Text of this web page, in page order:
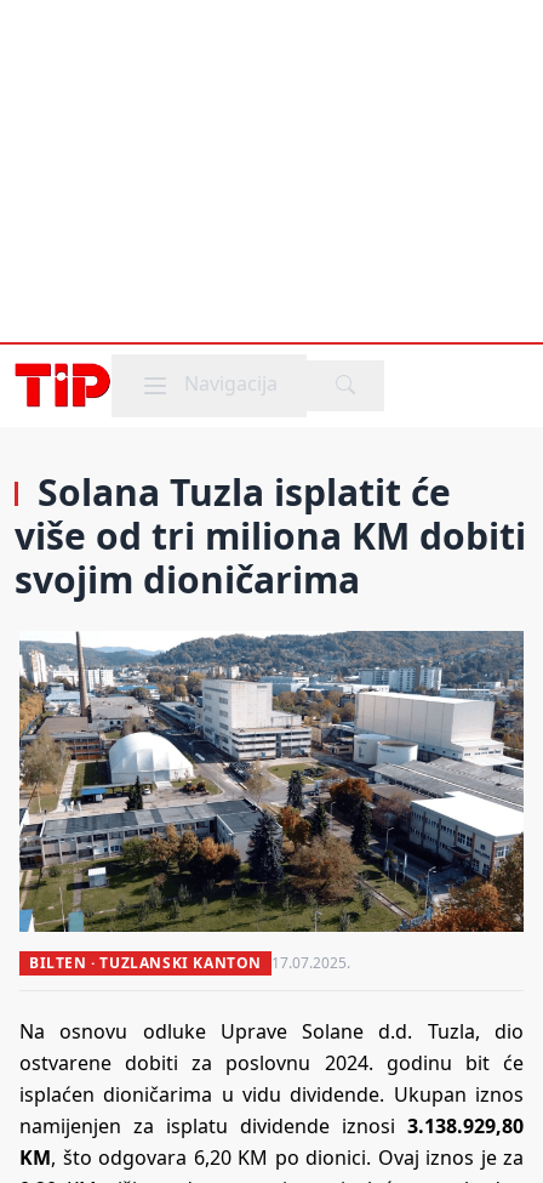
Mobile menu
Navigacija
Solana Tuzla isplatit će
više od tri miliona KM dobiti
svojim dioničarima
BILTEN · TUZLANSKI KANTON 17.07.2025.
Na osnovu odluke Uprave Solane d.d. Tuzla, dio
ostvarene dobiti za poslovnu 2024. godinu bit će
isplaćen dioničarima u vidu dividende. Ukupan iznos
namijenjen za isplatu dividende iznosi 3.138.929,80
KM, što odgovara 6,20 KM po dionici. Ovaj iznos je za